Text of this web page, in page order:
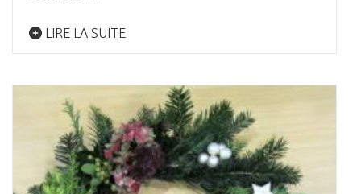
LIRE LA SUITE